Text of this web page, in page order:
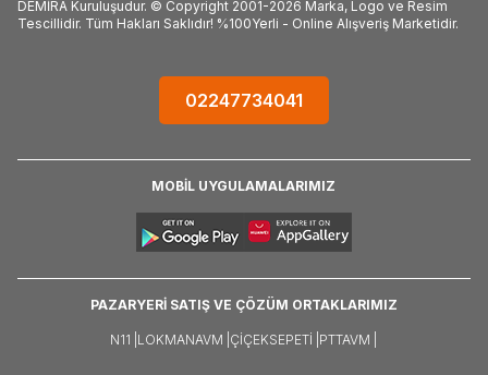
DEMİRA Kuruluşudur. © Copyright 2001-2026 Marka, Logo ve Resim
Tescillidir. Tüm Hakları Saklıdır! %100Yerli - Online Alışveriş Marketidir.
02247734041
MOBİL UYGULAMALARIMIZ
PAZARYERİ SATIŞ VE ÇÖZÜM ORTAKLARIMIZ
N11 | LOKMANAVM | ÇIÇEKSEPETI | PTTAVM |